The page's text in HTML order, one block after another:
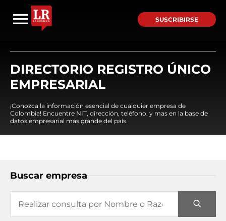
SUSCRIBIRSE
DIRECTORIO REGISTRO ÚNICO
EMPRESARIAL
¡Conozca la información esencial de cualquier empresa de
Colombia! Encuentre NIT, dirección, teléfono, y mas en la base de
datos empresarial mas grande del país.
Buscar empresa